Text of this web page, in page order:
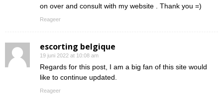
on over and consult with my website . Thank you =)
Reageer
escorting belgique
19 juni 2022 at 10:08 am
Regards for this post, I am a big fan of this site would
like to continue updated.
Reageer